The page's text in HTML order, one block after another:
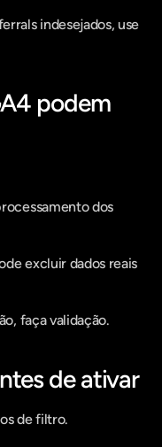
indesejados, use
podem
dos
excluir dados reais
faça validação.
de ativar
de filtro.